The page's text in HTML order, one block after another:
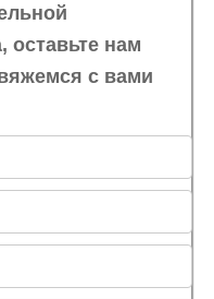
оставьте нам
с вами